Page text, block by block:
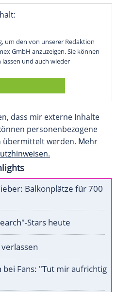
um den von unserer Redaktion
GmbH anzuzeigen. Sie können
und auch wieder
dass mir externe Inhalte
personenbezogene
werden. Mehr
Balkonplätze für 700
Stars heute
bei Fans: "Tut mir aufrichtig